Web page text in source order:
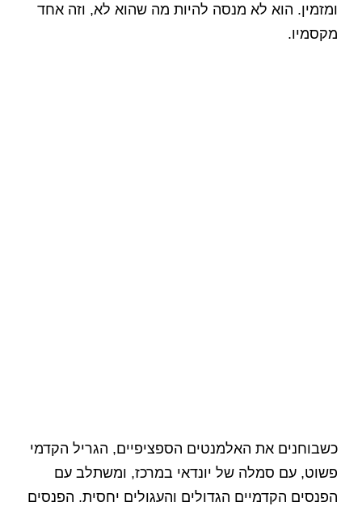
ומזמין. הוא לא מנסה להיות מה שהוא לא, וזה אחד
מקסמיו.
כשבוחנים את האלמנטים הספציפיים, הגריל הקדמי
פשוט, עם סמלה של יונדאי במרכז, ומשתלב עם
הפנסים הקדמיים הגדולים והעגולים יחסית. הפנסים